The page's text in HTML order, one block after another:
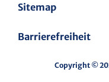
Sitemap
Barrierefreiheit
Copyright ©